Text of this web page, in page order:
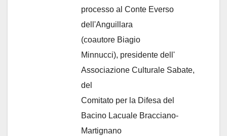
processo al Conte Everso
dell'Anguillara
(coautore Biagio
Minnucci), presidente dell'
Associazione Culturale Sabate,
del
Comitato per la Difesa del
Bacino Lacuale Bracciano-
Martignano